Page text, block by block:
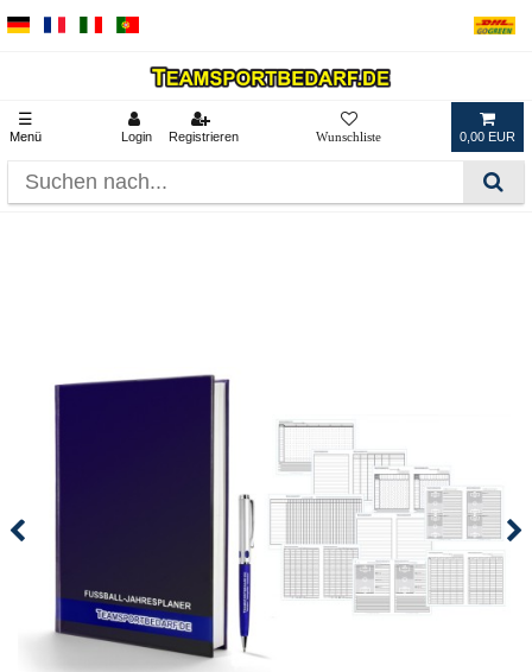
☰
Menü Login Registrieren 0,00 EUR